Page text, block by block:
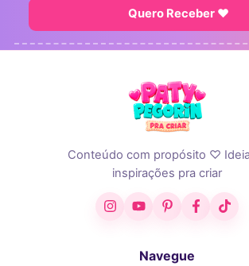
Quero Receber ♥
Conteúdo com propósito ♡
inspirações pra criar
InstagramYouTubePinterestFacebook
TikTok
Navegue